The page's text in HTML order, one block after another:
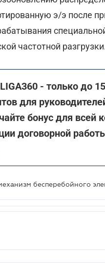
э/э после
частотной
- только до
для
бонус для всей
договорной